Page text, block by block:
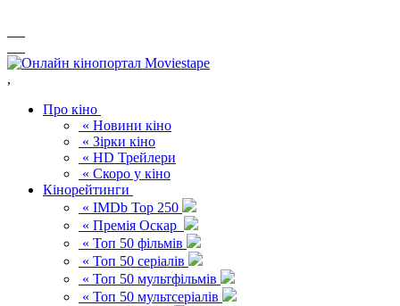
,
Про кіно
« Новини кіно
« Зірки кіно
« HD Трейлери
« Скоро у кіно
Кінорейтинги
« IMDb Top 250
« Премія Оскар
« Топ 50 фільмів
« Топ 50 серіалів
« Топ 50 мультфільмів
« Топ 50 мультсеріалів